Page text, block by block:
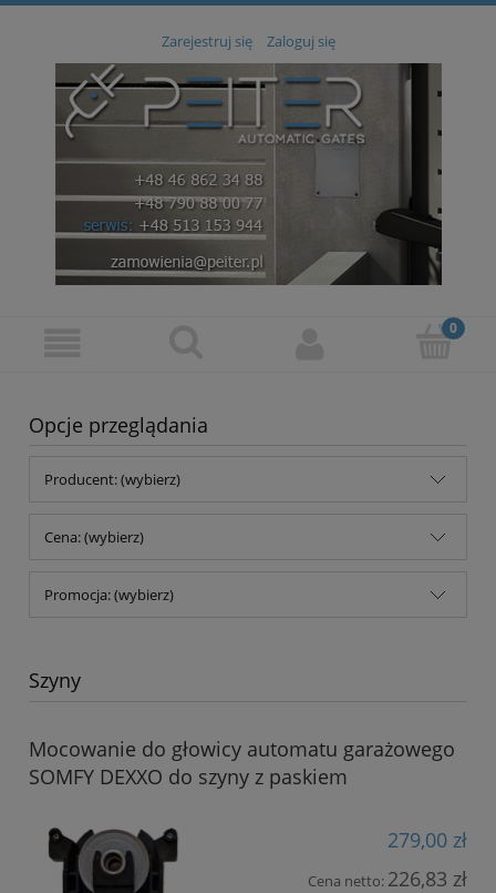
Zarejestruj się Zaloguj się
Opcje przeglądania
Producent: (wybierz)
Cena: (wybierz)
Promocja: (wybierz)
Szyny
Mocowanie do głowicy automatu garażowego
SOMFY DEXXO do szyny z paskiem
279,00 zł
Cena netto: 226,83 zł